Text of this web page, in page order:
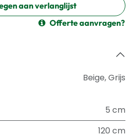
aan verlanglijst
Offerte aanvragen?
Beige,Grijs
5 cm
120 cm